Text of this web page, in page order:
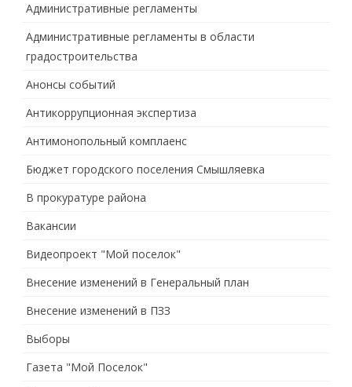
Административные регламенты
Административные регламенты в области
градостроительства
Анонсы событий
Антикоррупционная экспертиза
Антимонопольный комплаенс
Бюджет городского поселения Смышляевка
В прокуратуре района
Вакансии
Видеопроект "Мой поселок"
Внесение изменений в Генеральный план
Внесение изменений в ПЗЗ
Выборы
Газета "Мой Поселок"